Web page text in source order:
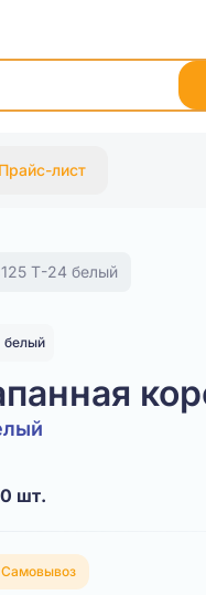
Прайс-лист
Т-24 белый
белый
шт.
Самовывоз